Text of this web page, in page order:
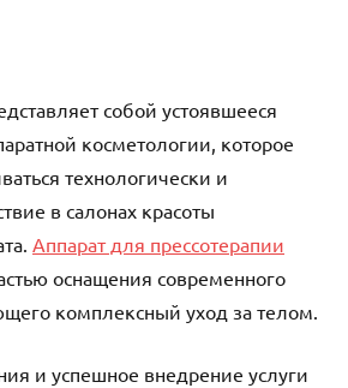
собой устоявшееся
косметологии, которое
технологически и
в салонах красоты
Аппарат для прессотерапии
оснащения современного
комплексный уход за телом.
и успешное внедрение услуги